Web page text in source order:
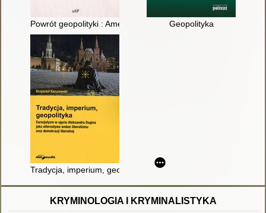
Powrót geopolityki : Ameryka, Europa i Azja u progu XXI wieku
Geopolityka
Tradycja, imperium, geopolityka : eurazjatyzm w ujęciu
KRYMINOLOGIA I KRYMINALISTYKA